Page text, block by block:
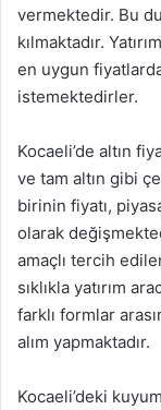
vermektedir. Bu
kılmaktadır.
en uygun
istemektedirler.
Kocaeli’de altın
ve tam altın gibi
birinin fiyatı,
olarak
amaçlı tercih
sıklıkla yatırım
farklı formlar
alım yapmaktadır.
Kocaeli’deki